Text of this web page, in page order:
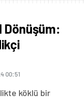
Dönüşüm:
00:51
köklü bir